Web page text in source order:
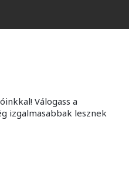
Válogass a
izgalmasabbak lesznek